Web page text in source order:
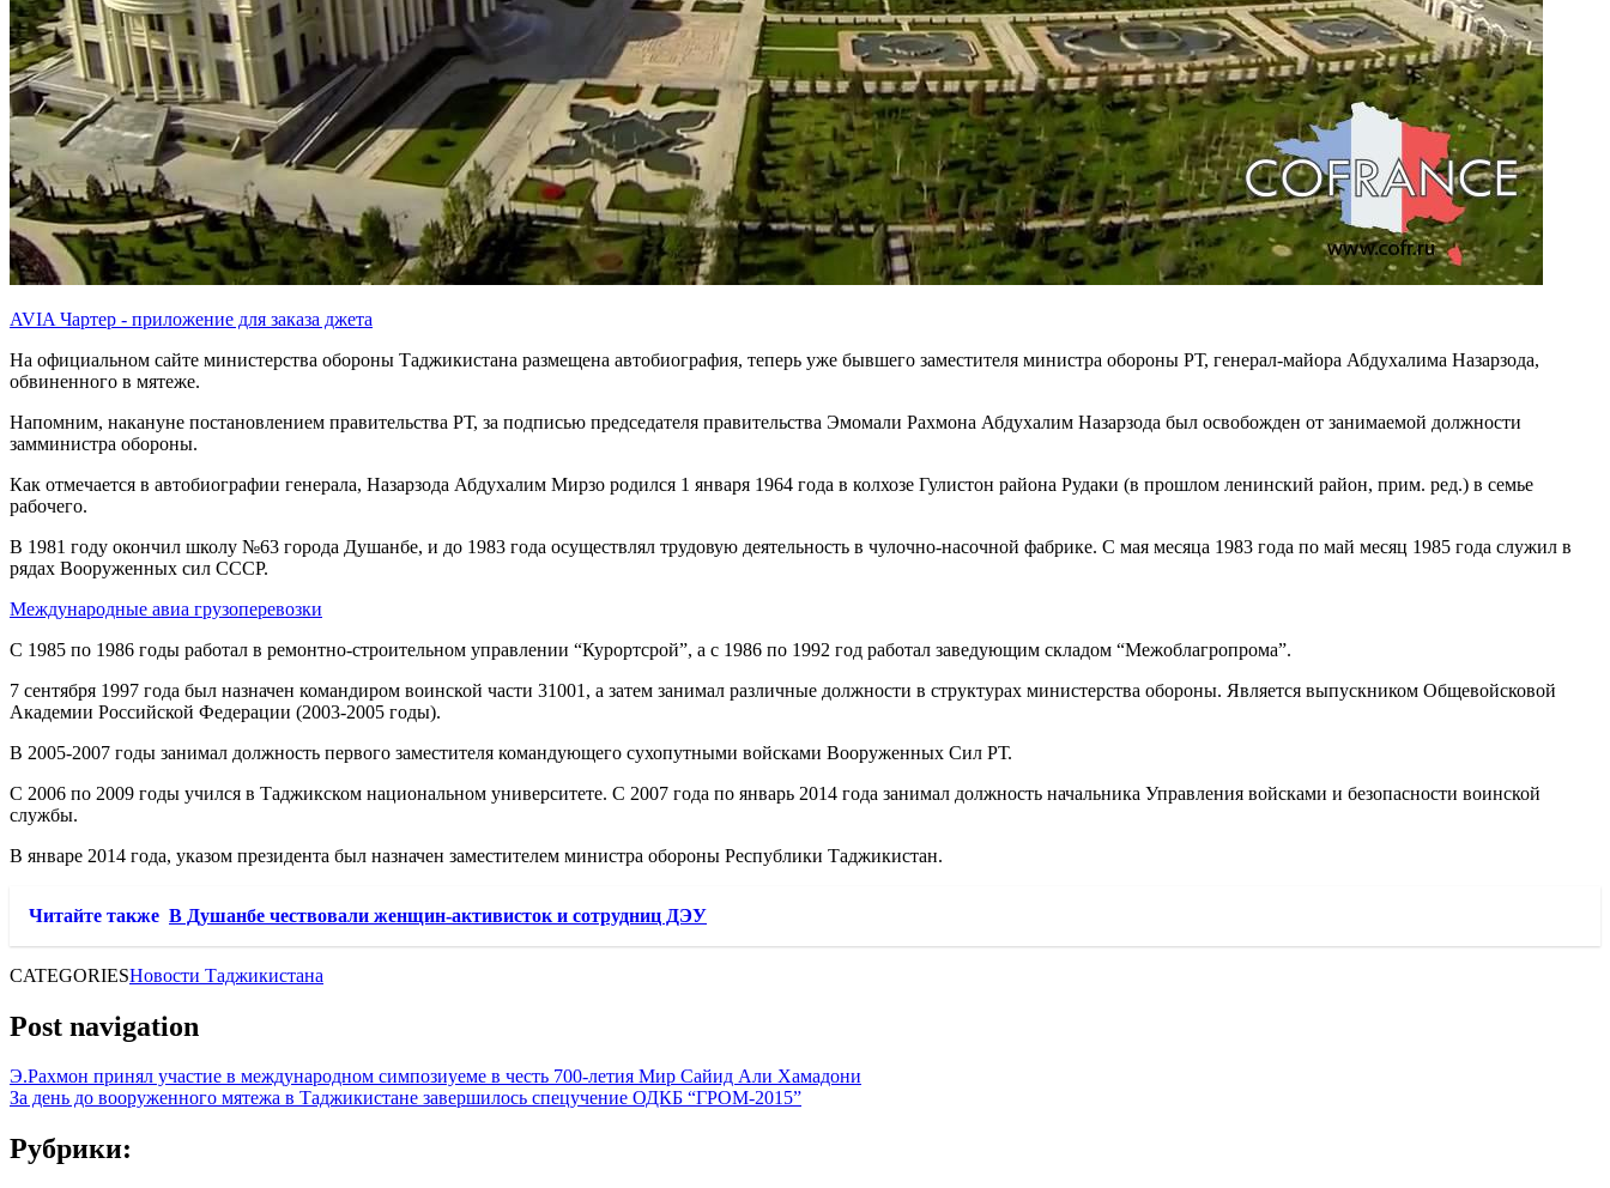
AVIA Чартер - приложение для заказа джета
На официальном сайте министерства обороны Таджикистана размещена автобиография, теперь уже бывшего заместителя министра обороны РТ, генерал-майора Абдухалима Назарзода,
обвиненного в мятеже.
Напомним, накануне постановлением правительства РТ, за подписью председателя правительства Эмомали Рахмона Абдухалим Назарзода был освобожден от занимаемой должности
замминистра обороны.
Как отмечается в автобиографии генерала, Назарзода Абдухалим Мирзо родился 1 января 1964 года в колхозе Гулистон района Рудаки (в прошлом ленинский район, прим. ред.) в семье
рабочего.
В 1981 году окончил школу №63 города Душанбе, и до 1983 года осуществлял трудовую деятельность в чулочно-насочной фабрике. С мая месяца 1983 года по май месяц 1985 года служил в
рядах Вооруженных сил СССР.
Международные авиа грузоперевозки
С 1985 по 1986 годы работал в ремонтно-строительном управлении “Курортсрой”, а с 1986 по 1992 год работал заведующим складом “Межоблагропрома”.
7 сентября 1997 года был назначен командиром воинской части 31001, а затем занимал различные должности в структурах министерства обороны. Является выпускником Общевойсковой
Академии Российской Федерации (2003-2005 годы).
В 2005-2007 годы занимал должность первого заместителя командующего сухопутными войсками Вооруженных Сил РТ.
С 2006 по 2009 годы учился в Таджикском национальном университете. С 2007 года по январь 2014 года занимал должность начальника Управления войсками и безопасности воинской
службы.
В январе 2014 года, указом президента был назначен заместителем министра обороны Республики Таджикистан.
Читайте также В Душанбе чествовали женщин-активисток и сотрудниц ДЭУ
CATEGORIESНовости Таджикистана
Post navigation
Э.Рахмон принял участие в международном симпозиуеме в честь 700-летия Мир Сайид Али Хамадони
За день до вооруженного мятежа в Таджикистане завершилось спецучение ОДКБ “ГРОМ-2015”
Рубрики: